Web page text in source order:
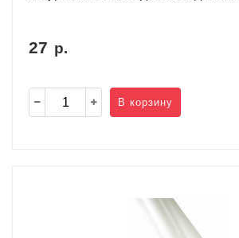
27 р.
В корзину